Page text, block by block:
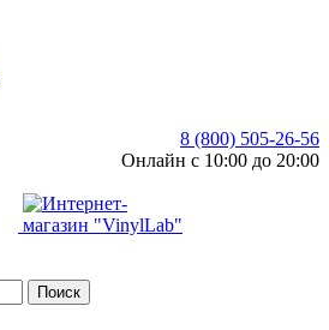
8 (800) 505-26-56
Онлайн с 10:00 до 20:00
Поиск